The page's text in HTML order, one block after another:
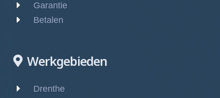
Garantie
Betalen
Werkgebieden
Drenthe